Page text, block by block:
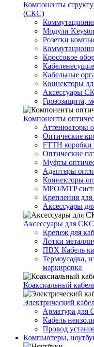
Компоненты
(СКС)
Модули
Розетки
Кроссовое
Кабельные
Коннекторы
Аксессуары
Грозозащита,
Компоненты
Аттенюаторы
Оптические
FTTH коробки
Оптические
Муфты
Адаптеры
Коннекторы
MPO/MTP
Крепления для
Аксессуары
Аксессуары для
Крепеж для
Лотки
ПВХ Кабель
Термоусадка,
маркировка
Коаксиальный
Электрический
Арматура для
Кабель
Провод
Компьютеры,